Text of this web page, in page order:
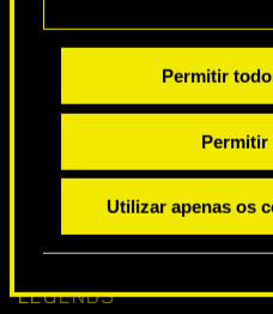
Permitir
Permitir
Utilizar apenas os
CYBERPUNK
LEGENDS